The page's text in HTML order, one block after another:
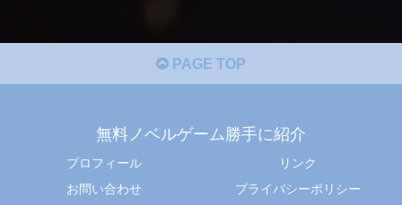
PAGE TOP
無料ノベルゲーム勝手に紹介
プロフィール
リンク
お問い合わせ
プライバシーポリシー